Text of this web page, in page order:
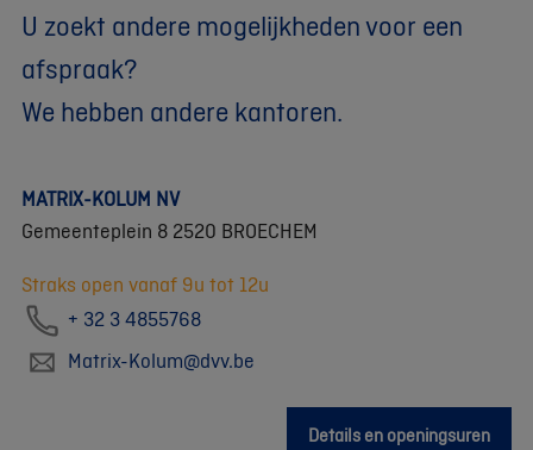
U zoekt andere mogelijkheden voor een
afspraak?
We hebben andere kantoren.
MATRIX-KOLUM NV
Gemeenteplein 8 2520 BROECHEM
Straks open vanaf 9u tot 12u
+ 32 3 4855768
Matrix-Kolum@dvv.be
Details en openingsuren